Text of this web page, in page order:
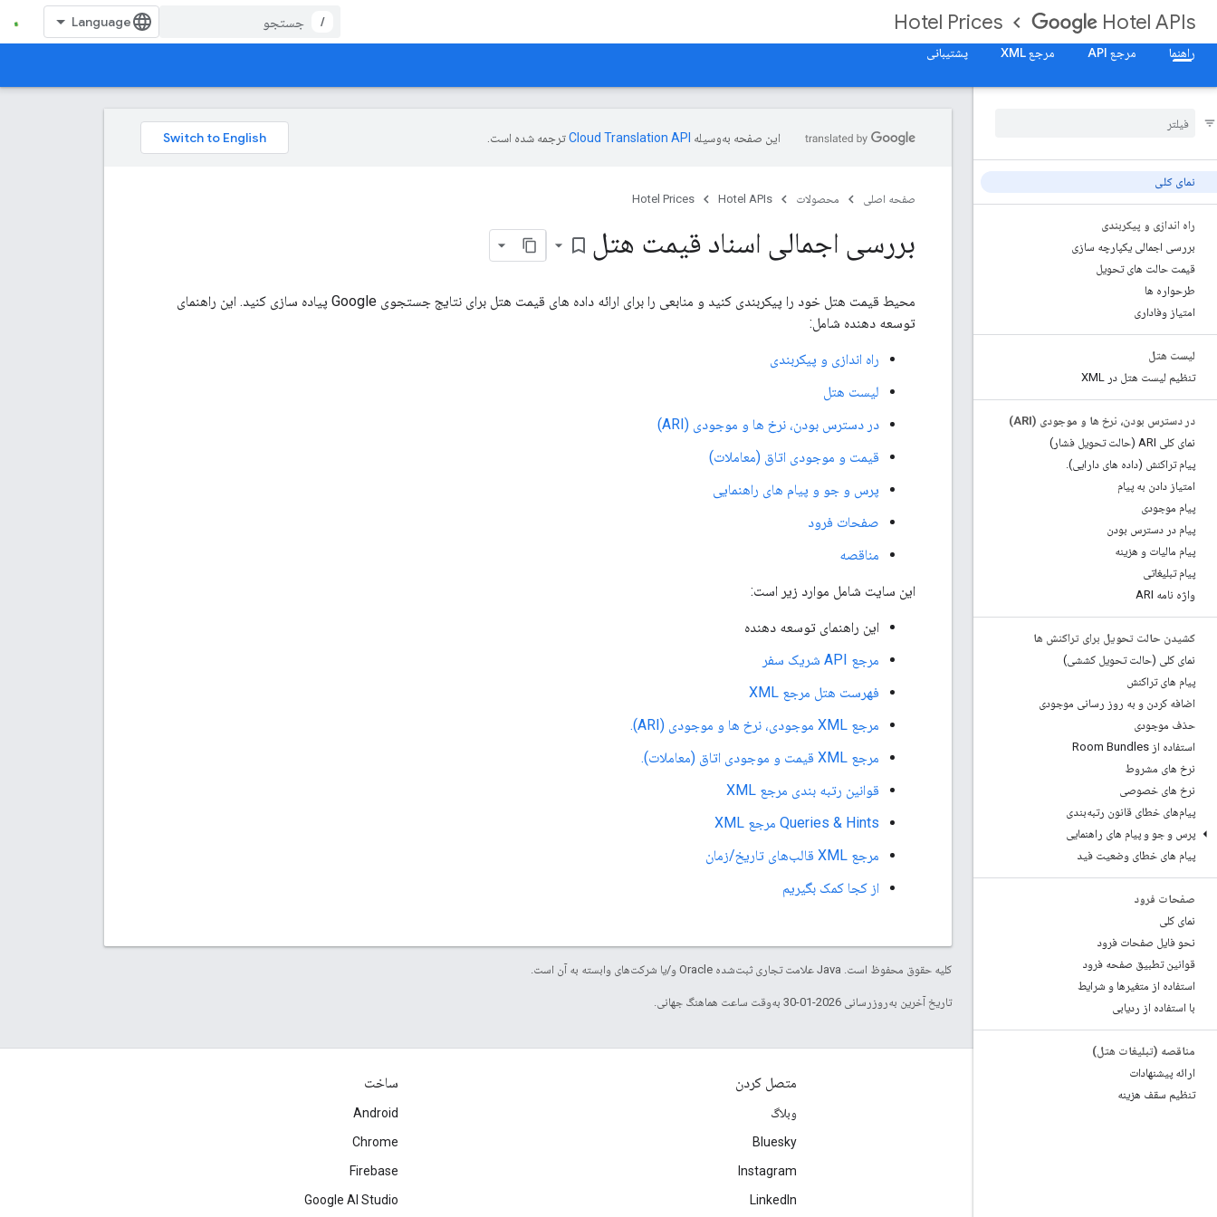
Hotel APIs
Hotel Prices
/
راهنما
مرجع API مرجع XML پشتیبانی
نمای کلی
راه اندازی و پیکربندی
بررسی اجمالی یکپارچه سازی
قیمت حالت های تحویل
طرحواره ها
امتیاز وفاداری
لیست هتل
تنظیم لیست هتل در XML
در دسترس بودن، نرخ ها و موجودی (ARI)
نمای کلی ARI (حالت تحویل فشار)
پیام تراکنش (داده های دارایی).
امتیاز دادن به پیام
پیام موجودی
پیام در دسترس بودن
پیام مالیات و هزینه
پیام تبلیغاتی
واژه نامه ARI
کشیدن حالت تحویل برای تراکنش ها
نمای کلی (حالت تحویل کششی)
پیام های تراکنش
اضافه کردن و به روز رسانی موجودی
حذف موجودی
استفاده از Room Bundles
نرخ های مشروط
نرخ های خصوصی
پیام‌های خطای قانون رتبه‌بندی
پرس و جو و پیام های راهنمایی
پیام های خطای وضعیت فید
صفحات فرود
نمای کلی
نحو فایل صفحات فرود
قوانین تطبیق صفحه فرود
استفاده از متغیرها و شرایط
با استفاده از ردیابی
مناقصه (تبلیغات هتل)
ارائه پیشنهادات
تنظیم سقف هزینه
این صفحه به‌وسیله ترجمه شده است.
صفحه اصلی محصولات Hotel APIs
Hotel Prices
بررسی اجمالی اسناد قیمت هتل bookmark_border
محیط قیمت هتل خود را پیکربندی کنید و منابعی را برای ارائه داده های قیمت هتل برای نتایج جستجوی Google پیاده سازی کنید. این راهنمای
توسعه دهنده شامل:
راه اندازی و پیکربندی
لیست هتل
در دسترس بودن، نرخ ها و موجودی (ARI)
قیمت و موجودی اتاق (معاملات)
پرس و جو و پیام های راهنمایی
صفحات فرود
مناقصه
این سایت شامل موارد زیر است:
این راهنمای توسعه دهنده
مرجع API شریک سفر
فهرست هتل مرجع XML
مرجع XML موجودی، نرخ ها و موجودی (ARI).
مرجع XML قیمت و موجودی اتاق (معاملات).
قوانین رتبه بندی مرجع XML
Queries & Hints مرجع XML
مرجع XML قالب‌های تاریخ/زمان
از کجا کمک بگیریم
کلیه حقوق محفوظ است. Java علامت تجاری ثبت‌شده Oracle و/یا شرکت‌های وابسته به آن است.
تاریخ آخرین به‌روزرسانی 2026-01-30 به‌وقت ساعت هماهنگ جهانی.
تعامل متصل کردن
وبلاگ
Bluesky
Instagram
LinkedIn
ساخت
Android
Chrome
Firebase
Google AI Studio